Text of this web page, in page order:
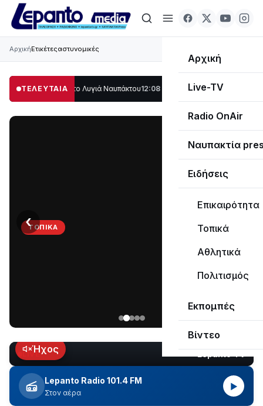
Αρχική
Live-TV
Radio OnAir
Ναυπακτία
Ειδήσεις
Επικαιρότητα
Τοπικά
Αθλητικά
Πολιτισμός
Εκπομπές
Βίντεο
ΑρχικήΕτικέτεςαστυνομικές
ΤΕΛΕΥΤΑΙΑ
μέρος στο Λυγιά Ναυπάκτου 12:08 Σε τροχιά υλοποίησης η Παράκαμψη
ΤΟΠΙΚΆ
Ναυπάκτου
εδώ
και
περίπου
δύο
ώρες
‹
LIVEΉχος
Lepanto Radio 101.4 FM
Στον αέρα
▶